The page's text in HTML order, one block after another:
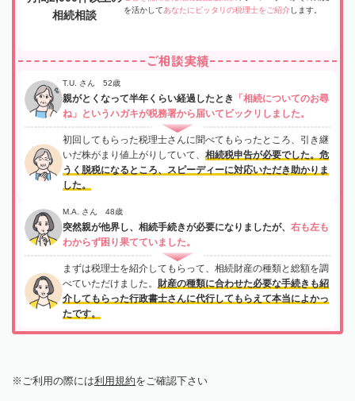
相続相談
を活かしてあなたにピッタリの税理士をご紹介 します。
ご相談実績
T.U. さん 52歳
親がとくなって半年くらい経過したとき
「相続についてのお尋
ね」というハガキが税務署から届いてビックリしました。
初回してもらった税理士さんに聞べてもらったところ、引き継
いだ株がまり値上がりしていて、 相続税申告が必要でした。危
うく脱税になるところ、スピーディーに対応いただき助かりま
した。
M.A. さん 48歳
突然親が他界し、相続手続きが必要になりましたが、 右も左も
わからず困り果てていました。
まずは税理士を紹介してもらって、相続財産の種類と総額を調
べていただけました。 財産の種類に合わせた必要な手続きも紹
介してもらった行政書士さんに代行してもらえて本当によかっ
たです。
ご利用の際には利用規約をご確認下さい